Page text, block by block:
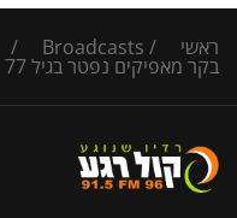
ראשי /
Broadcasts
/
בקר מאפיקים נפטר בגיל 77